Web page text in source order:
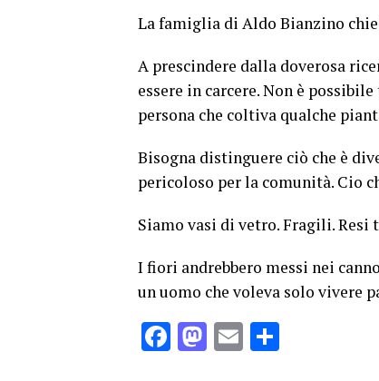
La famiglia di Aldo Bianzino
A prescindere dalla doverosa
essere in carcere. Non è
persona che coltiva qualche
Bisogna distinguere ciò che è
pericoloso per la comunità. Cio
Siamo vasi di vetro. Fragili.
I fiori andrebbero messi nei
un uomo che voleva solo vivere
Facebook
Mastodon
Email